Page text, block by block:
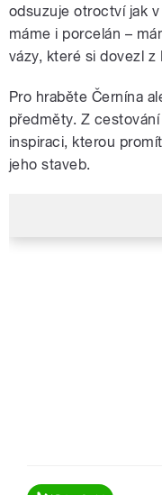
odsuzuje otroctví jak
máme i porcelán –
vázy, které si dovezl z
Pro hraběte Černína
předměty. Z
inspiraci, kterou
jeho staveb.